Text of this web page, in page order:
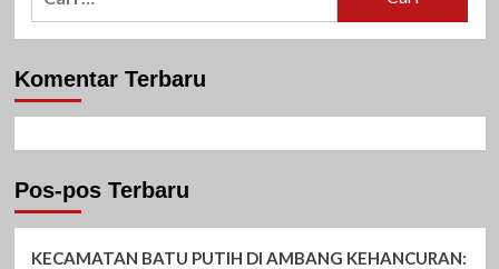
Komentar Terbaru
Pos-pos Terbaru
KECAMATAN BATU PUTIH DI AMBANG KEHANCURAN: